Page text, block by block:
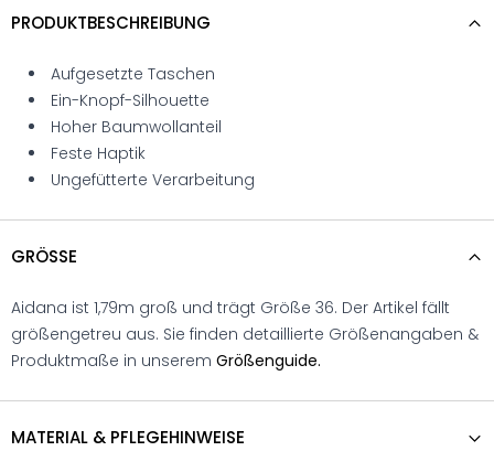
PRODUKTBESCHREIBUNG
Aufgesetzte Taschen
Ein-Knopf-Silhouette
Hoher Baumwollanteil
Feste Haptik
Ungefütterte Verarbeitung
GRÖSSE
Aidana ist 1,79m groß und trägt Größe 36. Der Artikel fällt
größengetreu aus. Sie finden detaillierte Größenangaben &
Produktmaße in unserem Größenguide.
MATERIAL & PFLEGEHINWEISE